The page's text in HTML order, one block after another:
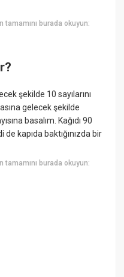
tamamını burada okuyun:
şekilde 10 sayılarını
gelecek şekilde
basalım. Kağıdı 90
kapıda baktığınızda bir
tamamını burada okuyun: